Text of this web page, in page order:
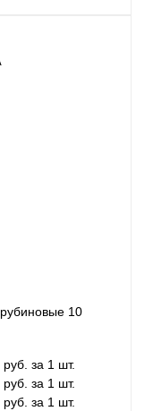
10
за 1 шт.
за 1 шт.
за 1 шт.